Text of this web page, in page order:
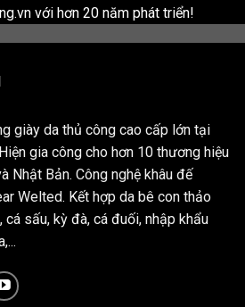
với hơn 20 năm phát triển!
giày da thủ công cao cấp lớn tại
gia công cho hơn 10 thương hiệu
Nhật Bản. Công nghệ khâu đế
Welted. Kết hợp da bê con thảo
cá sấu, kỳ đà, cá đuối, nhập khẩu